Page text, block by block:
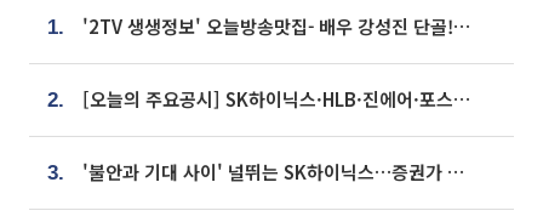
1. '2TV 생생정보' 오늘방송맛집- 배우 강성진 단골! 쌀국수ㆍ푸팟퐁 커리 맛집 '블○○○'
2. [오늘의 주요공시] SK하이닉스·HLB·진에어·포스코홀딩스·네이버·대우건설 등
3. '불안과 기대 사이' 널뛰는 SK하이닉스…증권가 "HBM4·LTA 기반 펀터멘털 견고"